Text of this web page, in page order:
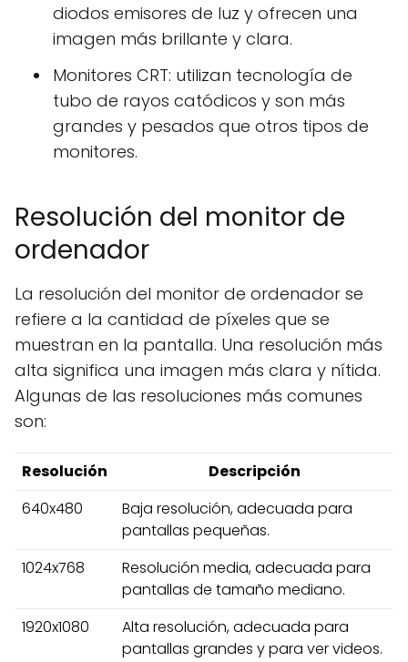
diodos emisores de luz y ofrecen una
imagen más brillante y clara.
Monitores CRT: utilizan tecnología de
tubo de rayos catódicos y son más
grandes y pesados que otros tipos de
monitores.
Resolución del monitor de
ordenador
La resolución del monitor de ordenador se
refiere a la cantidad de píxeles que se
muestran en la pantalla. Una resolución más
alta significa una imagen más clara y nítida.
Algunas de las resoluciones más comunes
son:
Resolución
Descripción
640x480
Baja resolución, adecuada para
pantallas pequeñas.
1024x768
Resolución media, adecuada para
pantallas de tamaño mediano.
1920x1080
Alta resolución, adecuada para
pantallas grandes y para ver videos.